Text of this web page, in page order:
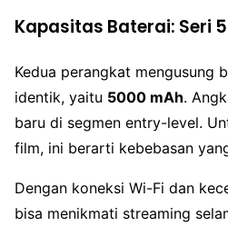
Kapasitas Baterai: Seri
Kedua perangkat mengusung
identik, yaitu 5000 mAh.
baru di segmen entry-level.
film, ini berarti kebebasan
Dengan koneksi Wi-Fi dan
bisa menikmati streaming